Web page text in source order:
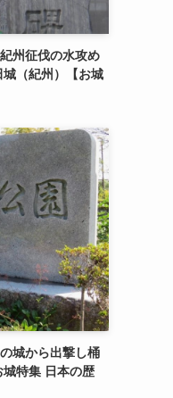
州征伐の水攻め
（紀州）【お城
城から出撃し桶
特集 日本の歴